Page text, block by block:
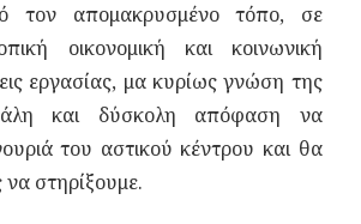
τον απομακρυσμένο τόπο, σε
οικονομική και κοινωνική
εργασίας, μα κυρίως γνώση της
και δύσκολη απόφαση να
του αστικού κέντρου και θα
να στηρίξουμε.